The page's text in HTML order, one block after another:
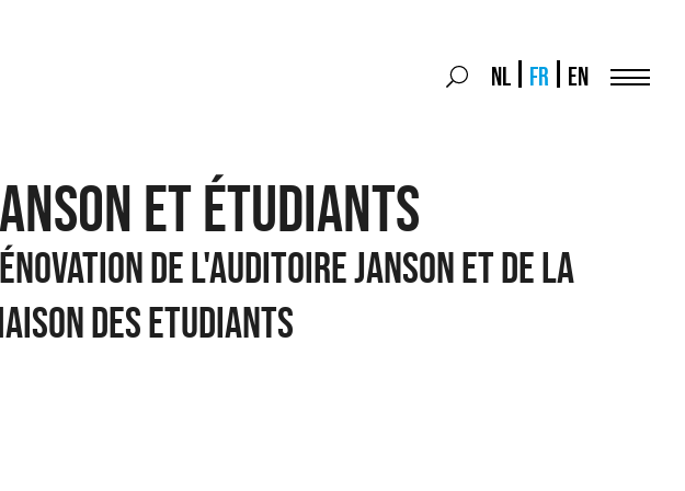
Search
Search
NL FR EN
ET ÉTUDIANTS
de l'auditoire Janson et de la
des Etudiants